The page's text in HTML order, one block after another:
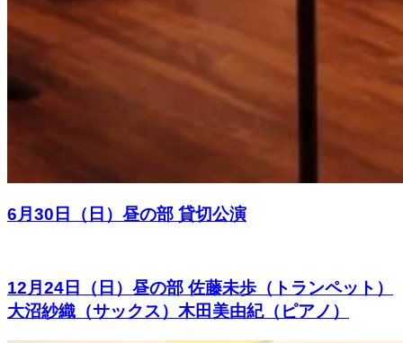
6月30日（日）昼の部 貸切公演
12月24日（日）昼の部 佐藤未歩（トランペット）
大沼紗織（サックス）木田美由紀（ピアノ）